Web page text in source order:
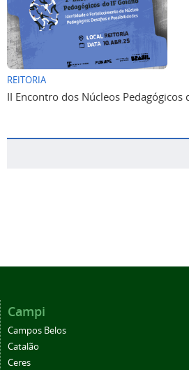
REITORIA
II Encontro dos Núcleos Pedagógicos
Campi
Campos Belos
Catalão
Ceres